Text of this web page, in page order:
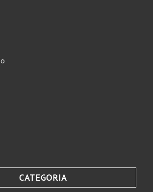
CATEGORIA